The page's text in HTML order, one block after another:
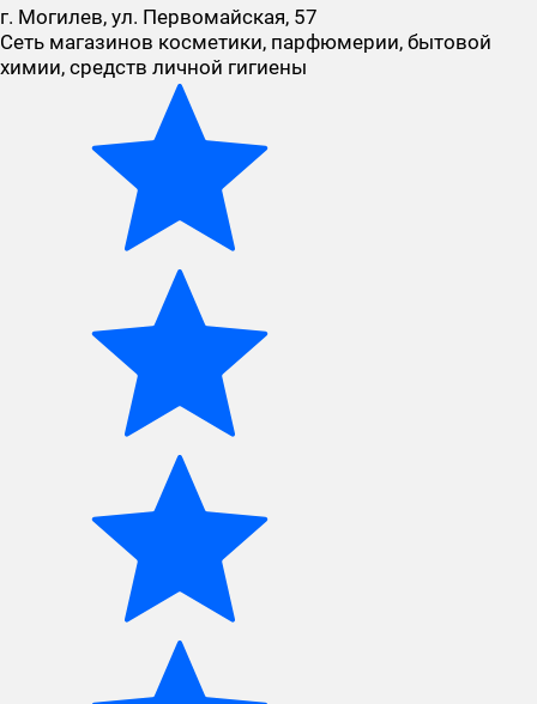
г. Могилев, ул. Первомайская, 57
Сеть магазинов косметики, парфюмерии, бытовой
химии, средств личной гигиены